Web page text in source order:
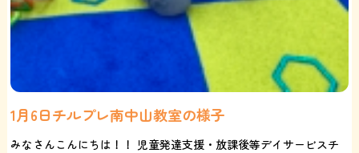
1月6日チルプレ南中山教室の様子
みなさんこんにちは！！ 児童発達支援・放課後等デイサービスチ